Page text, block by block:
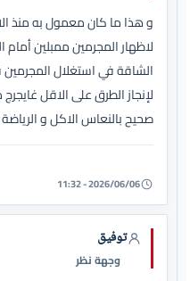
و هذا ما كان معمول به منذ
لاظهار المجرمين ممبلين
الشاقة في استغلال
لإنجاز الطرق على الاقل
صحيح بالنعاس الاكل و الرياضة
2026/06/06 - 11:32
توفيق
وجهة نظر